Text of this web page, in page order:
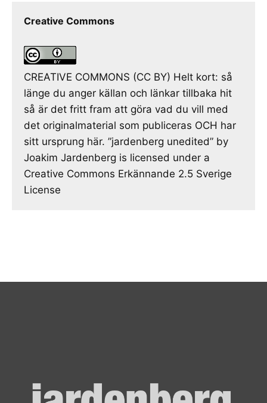
Creative Commons
CREATIVE COMMONS (CC BY) Helt kort: så
länge du anger källan och länkar tillbaka hit
så är det fritt fram att göra vad du vill med
det originalmaterial som publiceras OCH har
sitt ursprung här. ”jardenberg unedited” by
Joakim Jardenberg is licensed under a
Creative Commons Erkännande 2.5 Sverige
License